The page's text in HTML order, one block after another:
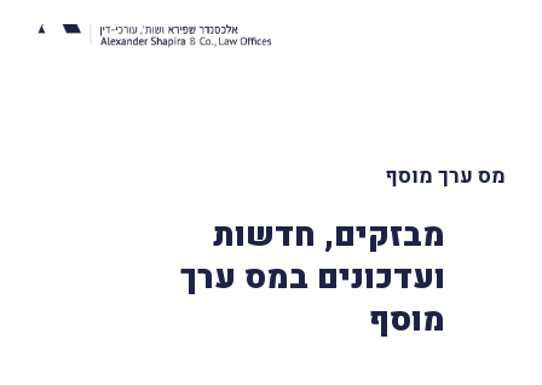
מס ערך מוסף
מבזקים, חדשות
ועדכונים במס ערך
מוסף